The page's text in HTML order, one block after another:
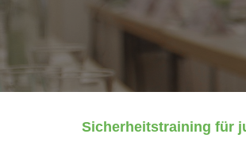
Sicherheitstraining für